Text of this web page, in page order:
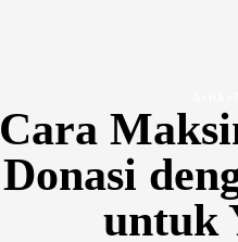
Cara
Donasi
untuk